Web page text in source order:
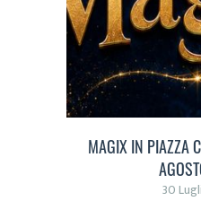
MAGIX IN PIAZZA
30